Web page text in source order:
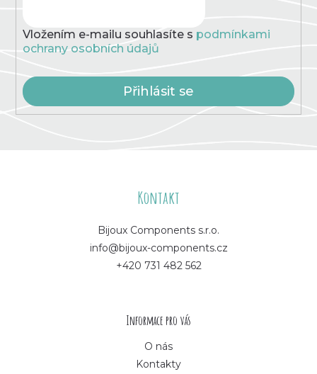
Vložením e-mailu souhlasíte s podmínkami
ochrany osobních údajů
Přihlásit se
Kontakt
Bijoux Components s.r.o.
info@bijoux-components.cz
+420 731 482 562
Informace pro vás
O nás
Kontakty